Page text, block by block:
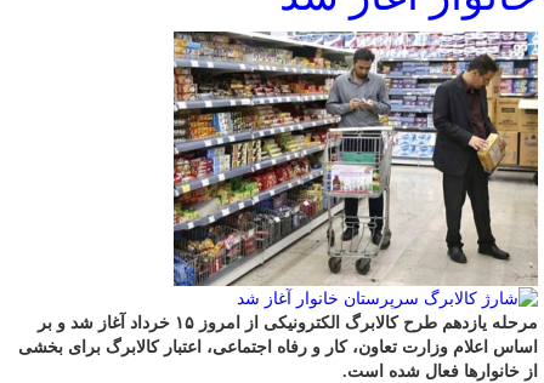
مرحله یازدهم طرح کالابرگ الکترونیکی از امروز ۱۵ خرداد آغاز شد و بر
اساس اعلام وزارت تعاون، کار و رفاه اجتماعی، اعتبار کالابرگ برای بخشی
از خانوارها فعال شده است.